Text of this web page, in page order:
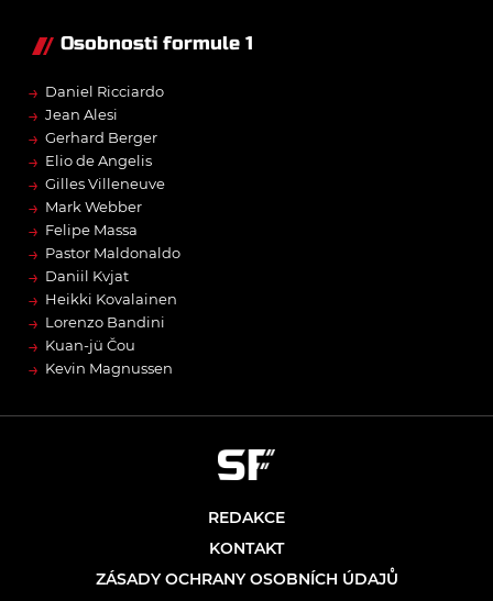
Osobnosti formule 1
→ Daniel Ricciardo
→ Jean Alesi
→ Gerhard Berger
→ Elio de Angelis
→ Gilles Villeneuve
→ Mark Webber
→ Felipe Massa
→ Pastor Maldonaldo
→ Daniil Kvjat
→ Heikki Kovalainen
→ Lorenzo Bandini
→ Kuan-jü Čou
→ Kevin Magnussen
REDAKCE
KONTAKT
ZÁSADY OCHRANY OSOBNÍCH ÚDAJŮ